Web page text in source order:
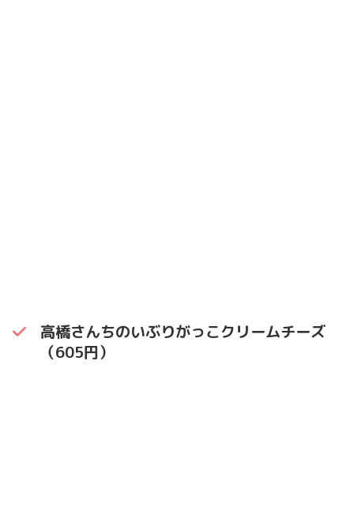
高橋さんちのいぶりがっこクリームチーズ
（605円）